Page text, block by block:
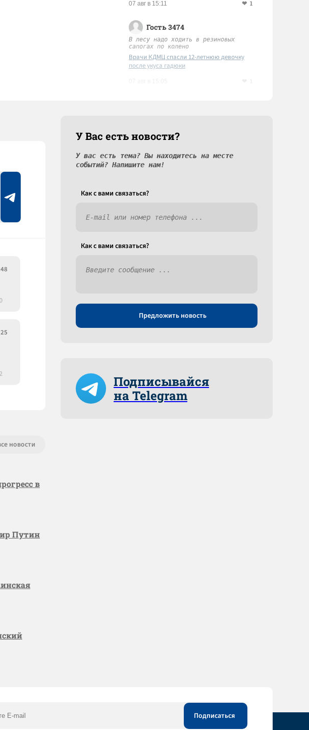
07 авг в 15:11 1
Гость 3474
В лесу надо ходить в резиновых
сапогах по колено
Врачи КДМЦ спасли 12-летнюю девочку
после укуса гадюки
0
2
новости
в
Путин
У Вас есть новости?
У вас есть тема? Вы находитесь на месте
событий? Напишите нам!
Как c вами связаться?
Как c вами связаться?
Предложить новость
Подписывайся
на Telegram